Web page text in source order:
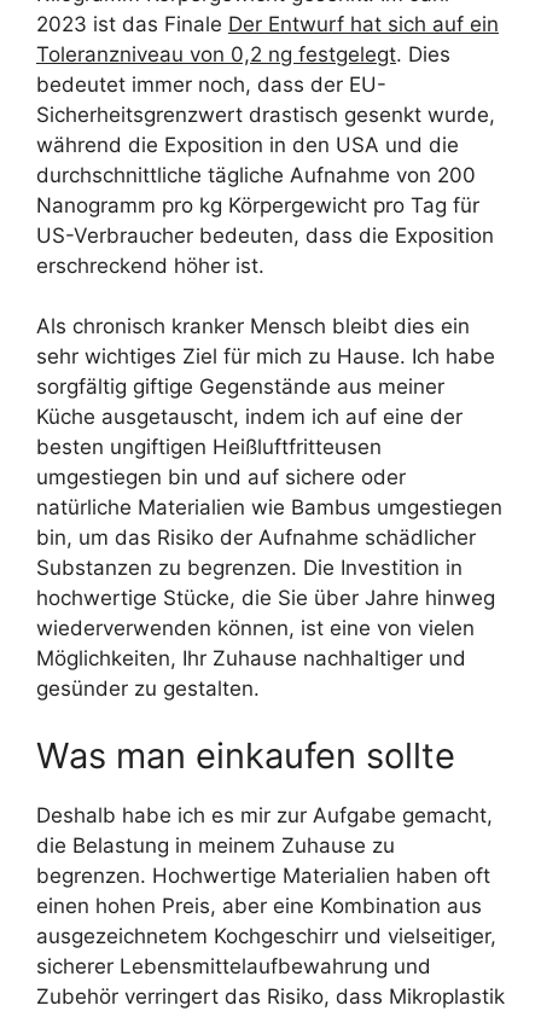
2023 ist das Finale Der Entwurf hat sich auf ein
Toleranzniveau von 0,2 ng festgelegt. Dies
bedeutet immer noch, dass der EU-
Sicherheitsgrenzwert drastisch gesenkt wurde,
während die Exposition in den USA und die
durchschnittliche tägliche Aufnahme von 200
Nanogramm pro kg Körpergewicht pro Tag für
US-Verbraucher bedeuten, dass die Exposition
erschreckend höher ist.
Als chronisch kranker Mensch bleibt dies ein
sehr wichtiges Ziel für mich zu Hause. Ich habe
sorgfältig giftige Gegenstände aus meiner
Küche ausgetauscht, indem ich auf eine der
besten ungiftigen Heißluftfritteusen
umgestiegen bin und auf sichere oder
natürliche Materialien wie Bambus umgestiegen
bin, um das Risiko der Aufnahme schädlicher
Substanzen zu begrenzen. Die Investition in
hochwertige Stücke, die Sie über Jahre hinweg
wiederverwenden können, ist eine von vielen
Möglichkeiten, Ihr Zuhause nachhaltiger und
gesünder zu gestalten.
Was man einkaufen sollte
Deshalb habe ich es mir zur Aufgabe gemacht,
die Belastung in meinem Zuhause zu
begrenzen. Hochwertige Materialien haben oft
einen hohen Preis, aber eine Kombination aus
ausgezeichnetem Kochgeschirr und vielseitiger,
sicherer Lebensmittelaufbewahrung und
Zubehör verringert das Risiko, dass Mikroplastik